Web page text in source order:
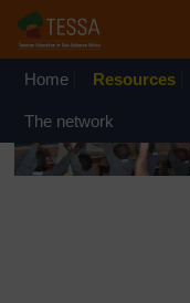
Passer au contenu principal
OpenLearn Create
August 2026 from
Home Resources
The network